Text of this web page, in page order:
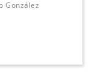
González